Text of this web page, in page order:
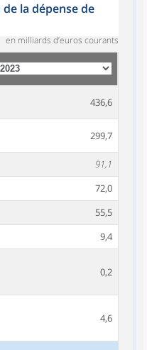
la dépense de
en milliards d’euros courants
436,6
299,7
91,1
72,0
55,5
9,4
0,2
4,6